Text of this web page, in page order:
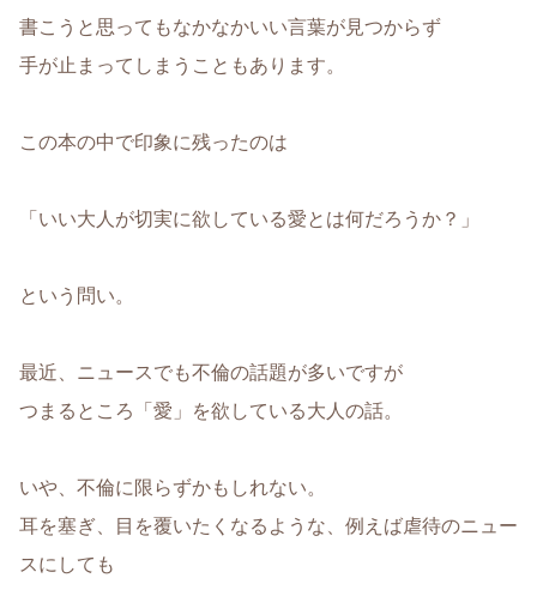
書こうと思ってもなかなかいい言葉が見つからず
手が止まってしまうこともあります。
この本の中で印象に残ったのは
「いい大人が切実に欲している愛とは何だろうか？」
という問い。
最近、ニュースでも不倫の話題が多いですが
つまるところ「愛」を欲している大人の話。
いや、不倫に限らずかもしれない。
耳を塞ぎ、目を覆いたくなるような、例えば虐待のニュー
スにしても